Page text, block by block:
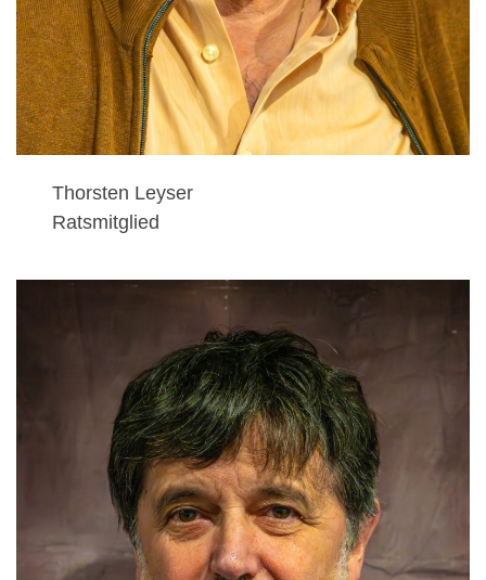
Thorsten Leyser
Ratsmitglied